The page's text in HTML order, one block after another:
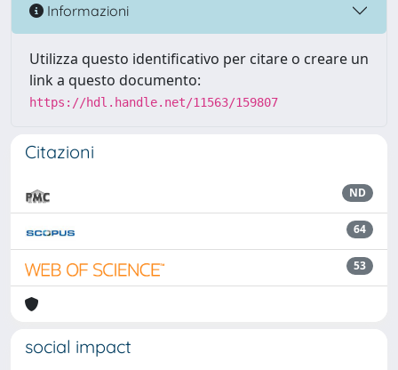
Informazioni
Utilizza questo identificativo per citare o creare un
link a questo documento:
https://hdl.handle.net/11563/159807
Citazioni
ND
64
53
social impact